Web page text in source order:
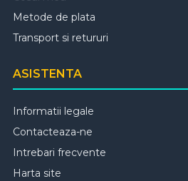
Metode de plata
Transport si retururi
ASISTENTA
Informatii legale
Contacteaza-ne
Intrebari frecvente
Harta site